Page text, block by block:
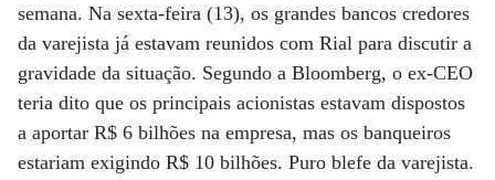
semana. Na sexta-feira (13), os grandes bancos credores
da varejista já estavam reunidos com Rial para discutir a
gravidade da situação. Segundo a Bloomberg, o ex-CEO
teria dito que os principais acionistas estavam dispostos
a aportar R$ 6 bilhões na empresa, mas os banqueiros
estariam exigindo R$ 10 bilhões. Puro blefe da varejista.